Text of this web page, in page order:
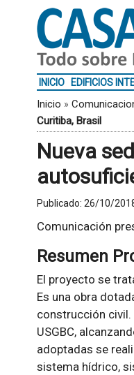
INICIO EDIFICIOS
Inicio »
Curitiba, Brasil
Nueva
Publicado: 26/10/
Comunicación
Resumen
El proyecto se
Es una obra
construcción civil.
USGBC,
adoptadas se
sistema hídrico,